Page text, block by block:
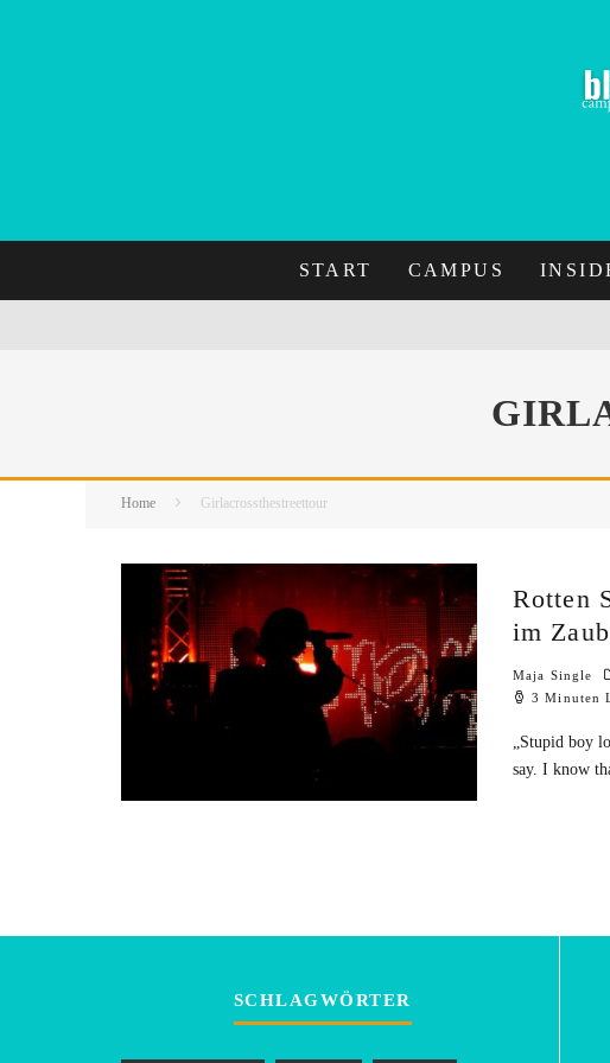
START CAMPUS
Home Girlacrossthestreettour
Rotten
im
Maja Single
3 Minuten
„Stupid boy
say. I know
SCHLAGWÖRTER